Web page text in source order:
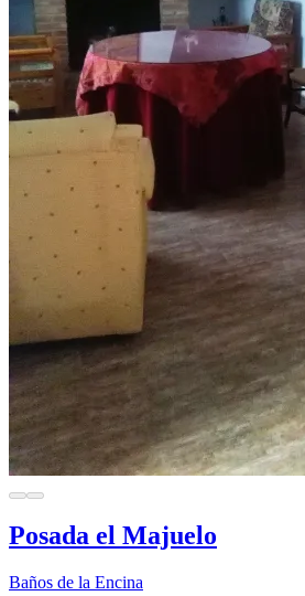
Posada el Majuelo
Baños de la Encina